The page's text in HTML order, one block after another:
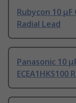
Rubycon 10
Radial Lead
Panasonic 10
ECEA1HKS100